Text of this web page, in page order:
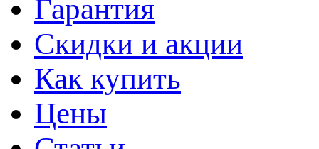
Гарантия
Скидки и акции
Как купить
Цены